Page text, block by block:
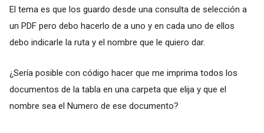
El tema es que los guardo desde una consulta de selección a
un PDF pero debo hacerlo de a uno y en cada uno de ellos
debo indicarle la ruta y el nombre que le quiero dar.
¿Sería posible con código hacer que me imprima todos los
documentos de la tabla en una carpeta que elija y que el
nombre sea el Numero de ese documento?